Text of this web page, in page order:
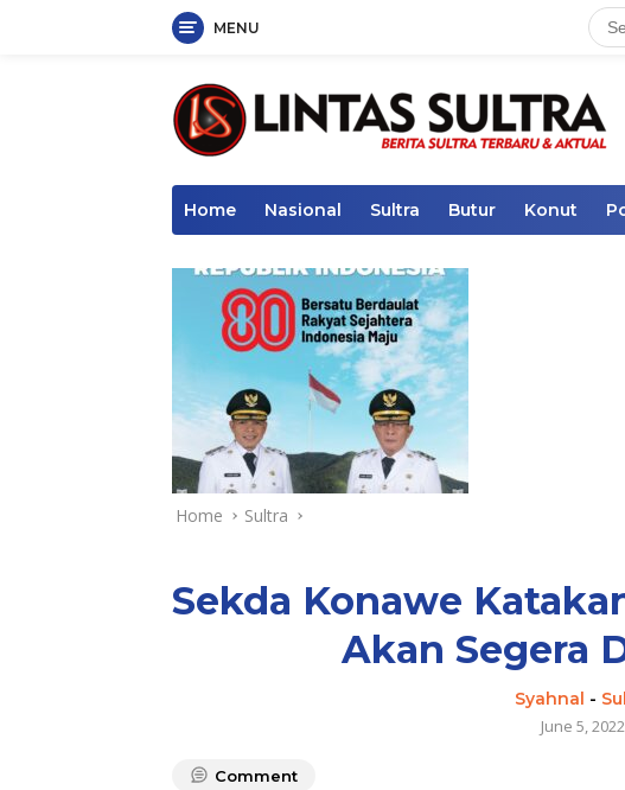
MENU
Home Nasional Sultra Butur Konut
Home Sultra
Sekda Konawe
Akan Segera
Syahnal -
June 5, 2022
Comment